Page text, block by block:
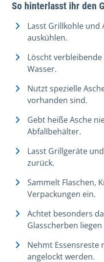
So hinterlasst ihr den
Lasst Grillkohle und
auskühlen.
Löscht
Wasser.
Nutzt spezielle
vorhanden sind.
Gebt heiße Asche
Abfallbehälter.
Lasst Grillgeräte
zurück.
Sammelt Flaschen,
Verpackungen ein.
Achtet besonders
Glasscherben
Nehmt Essensreste
angelockt werden.